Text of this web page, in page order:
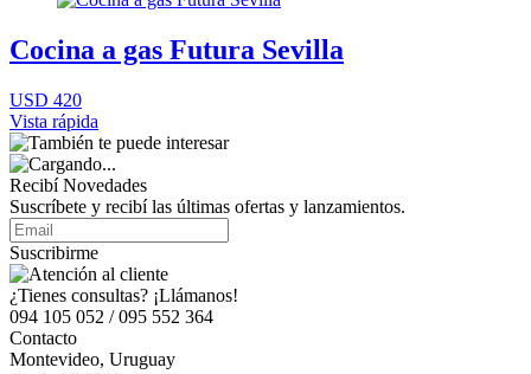
Cocina a gas Futura Sevilla
USD 420
Vista rápida
Recibí Novedades
Suscríbete y recibí las últimas ofertas y lanzamientos.
Suscribirme
¿Tienes consultas? ¡Llámanos!
094 105 052 / 095 552 364
Contacto
Montevideo, Uruguay